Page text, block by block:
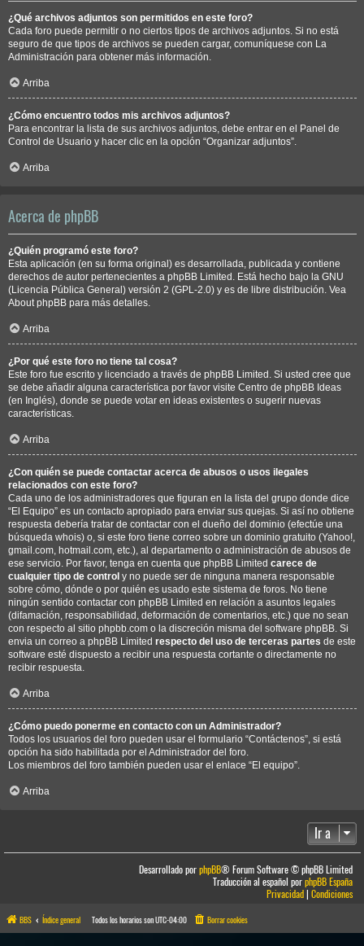
¿Qué archivos adjuntos son permitidos en este foro?
Cada foro puede permitir o no ciertos tipos de archivos adjuntos. Si no está
seguro de que tipos de archivos se pueden cargar, comuníquese con La
Administración para obtener más información.
Arriba
¿Cómo encuentro todos mis archivos adjuntos?
Para encontrar la lista de sus archivos adjuntos, debe entrar en el Panel de
Control de Usuario y hacer clic en la opción “Organizar adjuntos”.
Arriba
Acerca de phpBB
¿Quién programó este foro?
Esta aplicación (en su forma original) es desarrollada, publicada y contiene
derechos de autor pertenecientes a phpBB Limited . Está hecho bajo la GNU
(Licencia Pública General) versión 2 (GPL-2.0) y es de libre distribución. Vea
About phpBB para más detalles.
Arriba
¿Por qué este foro no tiene tal cosa?
Este foro fue escrito y licenciado a través de phpBB Limited. Si usted cree que
se debe añadir alguna característica por favor visite Centro de phpBB Ideas
(en Inglés), donde se puede votar en ideas existentes o sugerir nuevas
características.
Arriba
¿Con quién se puede contactar acerca de abusos o usos ilegales
relacionados con este foro?
Cada uno de los administradores que figuran en la lista del grupo donde dice
“El Equipo” es un contacto apropiado para enviar sus quejas. Si así no obtiene
respuesta debería tratar de contactar con el dueño del dominio (efectúe una
búsqueda whois) o, si este foro tiene correo sobre un dominio gratuito (Yahoo!,
gmail.com, hotmail.com, etc.), al departamento o administración de abusos de
ese servicio. Por favor, tenga en cuenta que phpBB Limited carece de
cualquier tipo de control y no puede ser de ninguna manera responsable
sobre cómo, dónde o por quién es usado este sistema de foros. No tiene
ningún sentido contactar con phpBB Limited en relación a asuntos legales
(difamación, responsabilidad, deformación de comentarios, etc.) que no sean
con respecto al sitio phpbb.com o la discreción misma del software phpBB. Si
envia un correo a phpBB Limited respecto del uso de terceras partes de este
software esté dispuesto a recibir una respuesta cortante o directamente no
recibir respuesta.
Arriba
¿Cómo puedo ponerme en contacto con un Administrador?
Todos los usuarios del foro pueden usar el formulario “Contáctenos”, si está
opción ha sido habilitada por el Administrador del foro.
Los miembros del foro también pueden usar el enlace “El equipo”.
Arriba
Ir a
Desarrollado porphpBB® Forum Software © phpBB Limited
Traducción al español porphpBB España
Privacidad|Condiciones
BBS Índice general Todos los horarios sonUTC-04:00 Borrar cookies